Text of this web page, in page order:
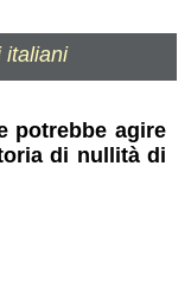
italiani
potrebbe agire
di nullità di